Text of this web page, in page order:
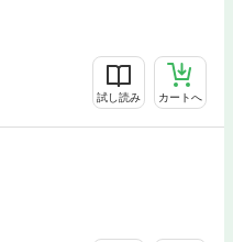
試し読み カートへ